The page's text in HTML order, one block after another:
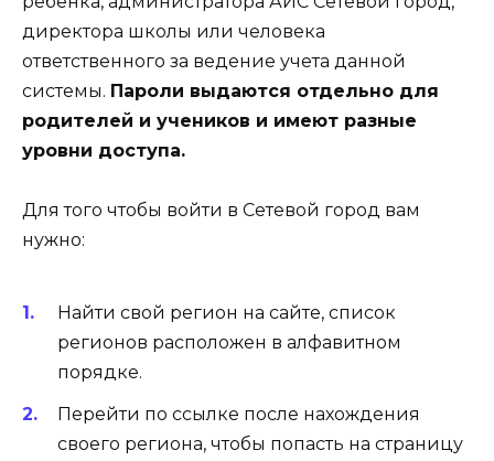
директора школы или человека
ответственного за ведение учета данной
системы. Пароли выдаются отдельно для
родителей и учеников и имеют разные
уровни доступа.
Для того чтобы войти в Сетевой город вам
нужно:
Найти свой регион на сайте, список
регионов расположен в алфавитном
порядке.
Перейти по ссылке после нахождения
своего региона, чтобы попасть на страницу